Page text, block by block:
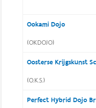
Ookami Dojo
(OKDOJO)
(O.K.S.)